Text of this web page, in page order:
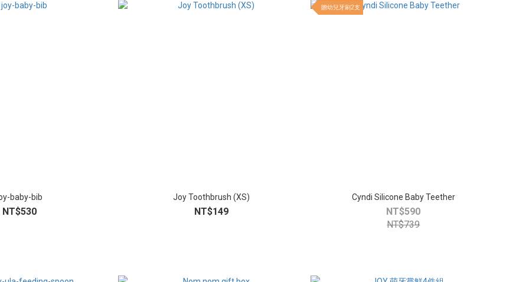
baby-bib
NT$530
Joy Toothbrush (XS)
NT$149
贈幼兒牙刷2支
Cyndi Silicone Baby Teether
NT$590
NT$739